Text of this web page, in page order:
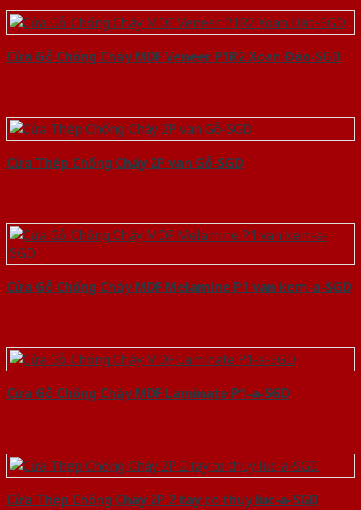
Cửa Gỗ Chống Cháy MDF Veneer P1R2 Xoan Đào-SGD
Cửa Thép Chống Cháy 2P van Gỗ-SGD
Cửa Gỗ Chống Cháy MDF Melamine P1 van kem-a-SGD
Cửa Gỗ Chống Cháy MDF Laminate P1-a-SGD
Cửa Thép Chống Cháy 2P 2 tay co thuy luc-a-SGD